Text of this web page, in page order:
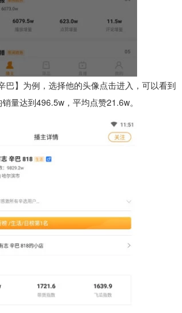
巴】为例，选择他的头像点击进入，可以看到
量达到496.5w，平均点赞21.6w。